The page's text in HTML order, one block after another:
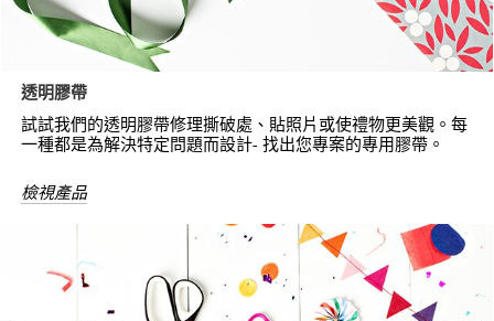
透明膠帶
試試我們的透明膠帶修理撕破處、貼照片或使禮物更美觀。每
一種都是為解決特定問題而設計- 找出您專案的專用膠帶。
檢視產品